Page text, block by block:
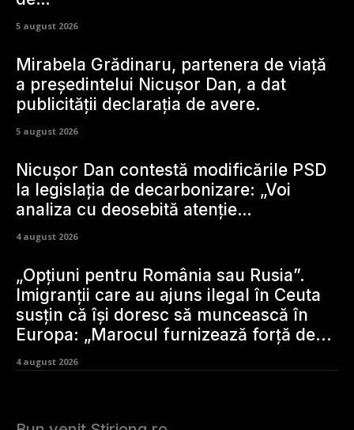
5 august 2026
Mirabela Grădinaru, partenera de viață
a președintelui Nicușor Dan, a dat
publicității declarația de avere.
5 august 2026
Nicușor Dan contestă modificările PSD
la legislația de decarbonizare: „Voi
analiza cu deosebită atenție…
4 august 2026
„Opțiuni pentru România sau Rusia”.
Imigranții care au ajuns ilegal în Ceuta
susțin că își doresc să muncească în
Europa: „Marocul furnizează forță de...
4 august 2026